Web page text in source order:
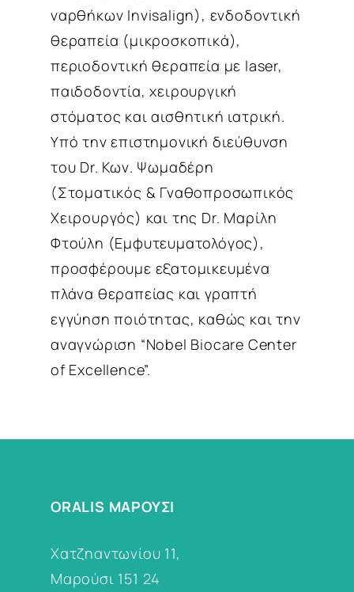
ναρθήκων Invisalign), ενδοδοντική
θεραπεία (μικροσκοπικά),
περιοδοντική θεραπεία με laser,
παιδοδοντία, χειρουργική
στόματος και αισθητική ιατρική.
Υπό την επιστημονική διεύθυνση
του Dr. Κων. Ψωμαδέρη
(Στοματικός & Γναθοπροσωπικός
Χειρουργός) και της Dr. Μαρίλη
Φτούλη (Εμφυτευματολόγος),
προσφέρουμε εξατομικευμένα
πλάνα θεραπείας και γραπτή
εγγύηση ποιότητας, καθώς και την
αναγνώριση “Nobel Biocare Center
of Excellence”.
ORALIS ΜΑΡΟΥΣΙ
Χατζηαντωνίου 11,
Μαρούσι 151 24